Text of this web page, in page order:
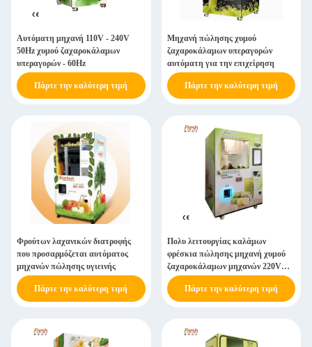
Αυτόματη μηχανή 110V - 240V
50Hz χυμού ζαχαροκάλαμων
υπεραγορών - 60Hz
Πάρτε την καλύτερη τιμή
Μηχανή πώλησης χυμού
ζαχαροκάλαμων υπεραγορών
αυτόματη για την επιχείρηση
Πάρτε την καλύτερη τιμή
Φρούτων λαχανικών διατροφής
που προσαρμόζεται αυτόματος
μηχανών πώλησης υγιεινής
Πάρτε την καλύτερη τιμή
Πολυ λειτουργίας καλάμων
φρέσκια πώλησης μηχανή χυμού
ζαχαροκάλαμων μηχανών 220V
εμπορική
Πάρτε την καλύτερη τιμή